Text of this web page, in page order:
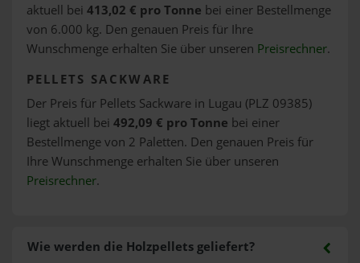
aktuell bei 413,02 € pro Tonne bei einer Bestellmenge
von 6.000 kg. Den genauen Preis für Ihre
Wunschmenge erhalten Sie über unseren Preisrechner.
PELLETS SACKWARE
Der Preis für Pellets Sackware in Lugau (PLZ 09385)
liegt aktuell bei 492,09 € pro Tonne bei einer
Bestellmenge von 2 Paletten. Den genauen Preis für
Ihre Wunschmenge erhalten Sie über unseren
Preisrechner.
Wie werden die Holzpellets geliefert?